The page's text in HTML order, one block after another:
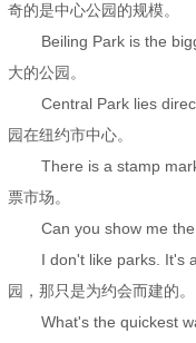
奇的是中心公园的规模。
Beiling Park is the
大的公园。
Central Park lies
园在纽约市中心。
There is a stamp
票市场。
Can you show me
I don't like parks. It's
园，那只是为约会而建的。
What's the quickest